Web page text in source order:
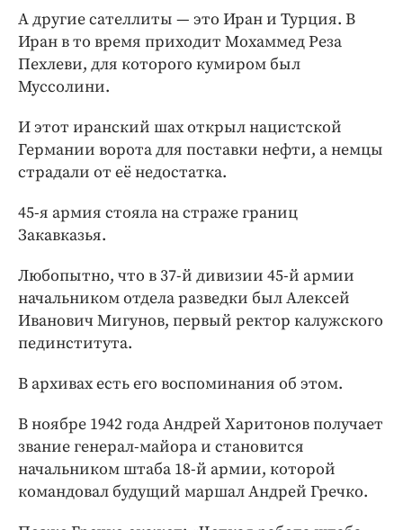
А другие сателлиты — это Иран и Турция. В
Иран в то время приходит Мохаммед Реза
Пехлеви, для которого кумиром был
Муссолини.
И этот иранский шах открыл нацистской
Германии ворота для поставки нефти, а немцы
страдали от её недостатка.
45-я армия стояла на страже границ
Закавказья.
Любопытно, что в 37-й дивизии 45-й армии
начальником отдела разведки был Алексей
Иванович Мигунов, первый ректор калужского
пединститута.
В архивах есть его воспоминания об этом.
В ноябре 1942 года Андрей Харитонов получает
звание генерал-майора и становится
начальником штаба 18-й армии, которой
командовал будущий маршал Андрей Гречко.